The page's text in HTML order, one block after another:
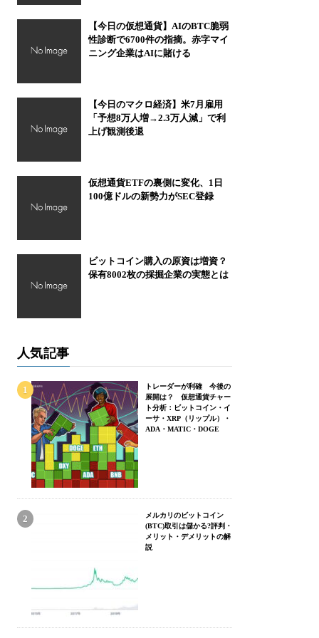
【今日の仮想通貨】AIのBTC脆弱
性診断で6700件の指摘。赤字マイ
ニング企業はAIに賭ける
【今日のマクロ経済】米7月雇用
「予想8万人増→2.3万人減」で利
上げ観測後退
仮想通貨ETFの裏側に変化、1日
100億ドルの新勢力がSEC登録
ビットコイン購入の原資は増資？
保有8002枚の採掘企業の実態とは
人気記事
トレーダーが利確 今後の
展開は？ 仮想通貨チャー
ト分析：ビットコイン・イ
ーサ・XRP（リップル）・
ADA・MATIC・DOGE
メルカリのビットコイン
(BTC)取引は儲かる?評判・
メリット・デメリットの解
説